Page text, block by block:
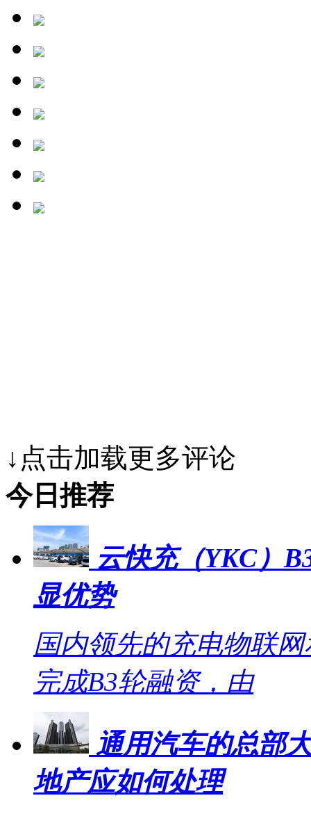
↓点击加载更多评论
今日推荐
云快充（YKC）
显优势
国内领先的充电物联
完成B3轮融资，由
通用汽车的总部
地产应如何处理